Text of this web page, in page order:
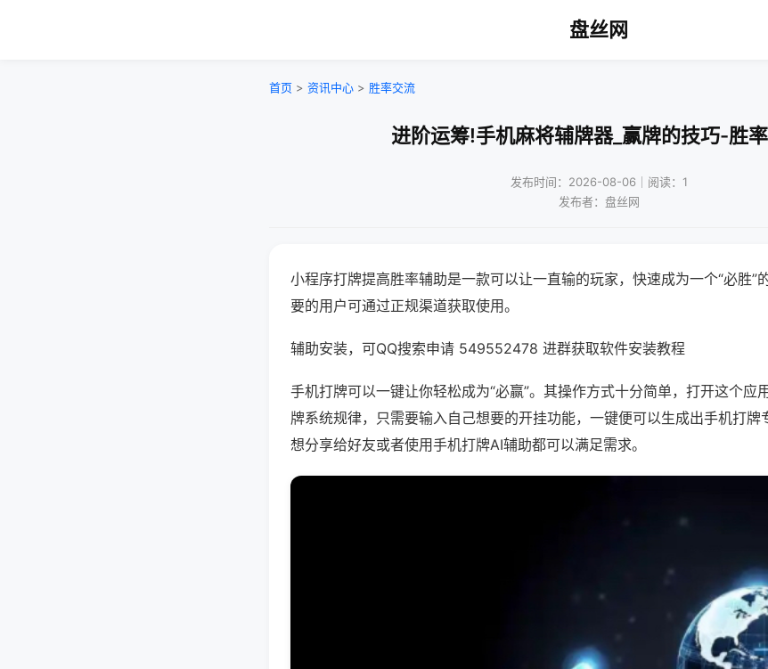
盘丝网
首页 > 资讯中心 > 胜率交流
进阶运筹!手机麻将辅牌器_赢牌的技巧-胜
发布时间：2026-08-06｜阅读：1
发布者：盘丝网
小程序打牌提高胜率辅助是一款可以让一直输的玩家，快速成为一个“必胜”
要的用户可通过正规渠道获取使用。
辅助安装，可QQ搜索申请 549552478 进群获取软件安装教程
手机打牌可以一键让你轻松成为“必赢”。其操作方式十分简单，打开这个应
牌系统规律，只需要输入自己想要的开挂功能，一键便可以生成出手机打牌
想分享给好友或者使用手机打牌AI辅助都可以满足需求。